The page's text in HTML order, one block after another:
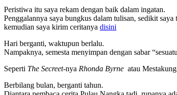
Peristiwa itu saya rekam dengan baik dalam ingatan.
Penggalannya saya bungkus dalam tulisan, sedikit saya
kemudian saya kirim ceritanya disini
Hari berganti, waktupun berlalu.
Nampaknya, semesta menyimpan dengan sabar
Seperti The Secreet-nya Rhonda Byrne atau
Berbilang bulan, berganti tahun.